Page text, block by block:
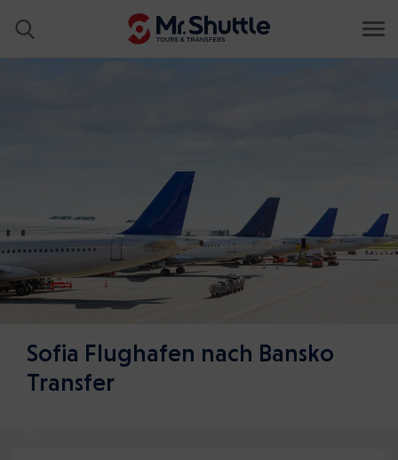
Sofia Flughafen nach Bansko
Transfer